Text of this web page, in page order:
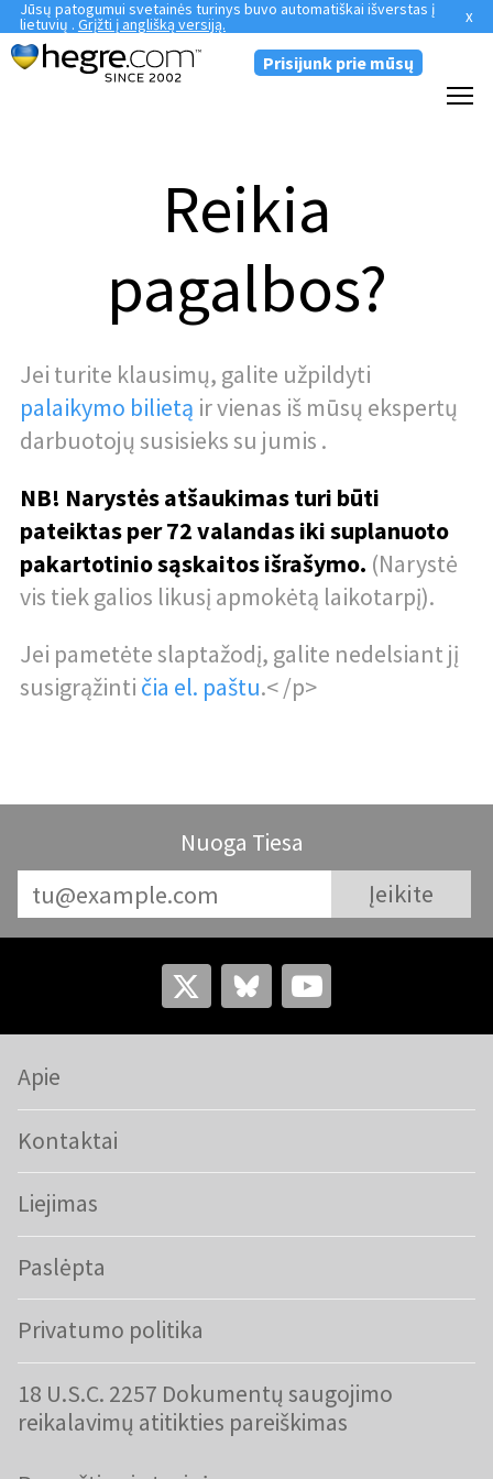
Jūsų patogumui svetainės turinys buvo automatiškai išverstas į
lietuvių . Grįžti į anglišką versiją. x
PERJUNGTI Į TAMSŲJĮ REŽIMĄ
ŠALIS:
(pakeisti)
DANSK DEUTSCH
ESPAÑOL
FRANÇAIS
LATVIEŠU
NORSK
POLSKI
PORTUGUÊS
SUOMI
ÍSLENSKA
ΕΛΛΗΝΙΚΆ
한국어
Prisijunk prie mūsų
Reikia
pagalbos?
Jei turite klausimų, galite užpildyti
palaikymo bilietą ir vienas iš mūsų ekspertų
darbuotojų susisieks su jumis .
NB! Narystės atšaukimas turi būti
pateiktas per 72 valandas iki suplanuoto
pakartotinio sąskaitos išrašymo. (Narystė
vis tiek galios likusį apmokėtą laikotarpį).
Jei pametėte slaptažodį, galite nedelsiant jį
susigrąžinti čia el. paštu.< /p>
Nuoga Tiesa
Apie
Kontaktai
Liejimas
Paslėpta
Privatumo politika
18 U.S.C. 2257 Dokumentų saugojimo
reikalavimų atitikties pareiškimas